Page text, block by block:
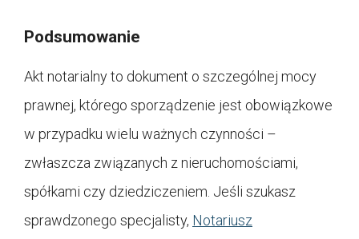
Podsumowanie
Akt notarialny to dokument o szczególnej mocy
prawnej, którego sporządzenie jest obowiązkowe
w przypadku wielu ważnych czynności –
zwłaszcza związanych z nieruchomościami,
spółkami czy dziedziczeniem. Jeśli szukasz
sprawdzonego specjalisty, Notariusz